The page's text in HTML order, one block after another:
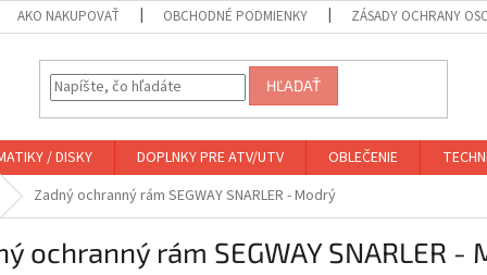
AKO NAKUPOVAŤ OBCHODNÉ PODMIENKY ZÁSADY OCHRANY
HĽADAŤ
/ DISKY DOPLNKY PRE ATV/UTV OBLEČENIE
Zadný ochranný rám SEGWAY SNARLER - Modrý
ochranný rám SEGWAY SNARLER -